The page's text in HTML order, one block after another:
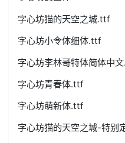
字心坊猫的天空之城.ttf
字心坊小令体细体.ttf
字心坊李林哥特体简体中
字心坊青春体.ttf
字心坊萌新体.ttf
字心坊猫的天空之城-特别